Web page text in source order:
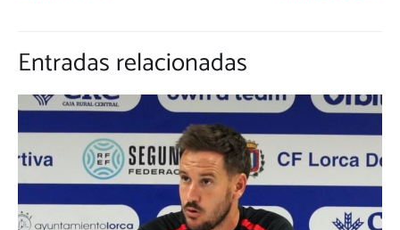
Entradas relacionadas